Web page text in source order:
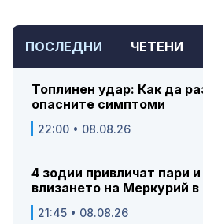
ПОСЛЕДНИ ЧЕТЕНИ
Топлинен удар: Как да
опасните симптоми
22:00 • 08.08.26
4 зодии привличат пари
влизането на Меркурий
21:45 • 08.08.26